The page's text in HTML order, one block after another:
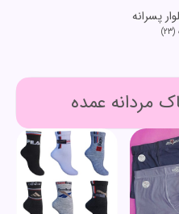
پسرانه
(23)
مردانه عمده